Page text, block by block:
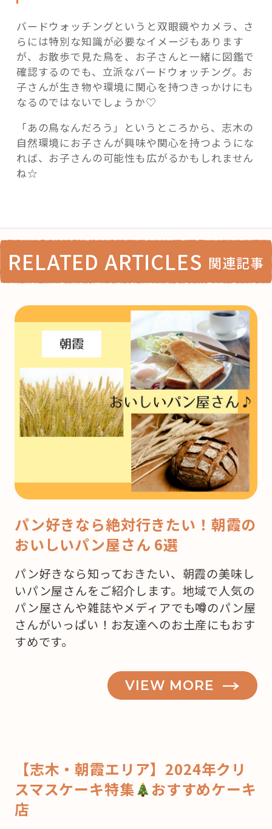
バードウォッチングというと双眼鏡やカメラ、さ
らには特別な知識が必要なイメージもあります
が、お散歩で見た鳥を、お子さんと一緒に図鑑で
確認するのでも、立派なバードウォッチング。お
子さんが生き物や環境に関心を持つきっかけにも
なるのではないでしょうか♡
「あの鳥なんだろう」というところから、志木の
自然環境にお子さんが興味や関心を持つようにな
れば、お子さんの可能性も広がるかもしれません
ね☆
RELATED ARTICLES 関連記事
パン好きなら絶対行きたい！朝霞の
おいしいパン屋さん 6選
パン好きなら知っておきたい、朝霞の美味し
いパン屋さんをご紹介します。地域で人気の
パン屋さんや雑誌やメディアでも噂のパン屋
さんがいっぱい！お友達へのお土産にもおす
すめです。
VIEW MORE
【志木・朝霞エリア】2024年クリ
スマスケーキ特集
おすすめケーキ
店